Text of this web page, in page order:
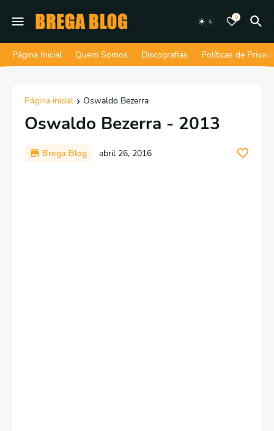
0
Página Inicial Quem Somos Discografias Políticas de
Página inicial Oswaldo Bezerra
Oswaldo Bezerra - 2013
Brega Blog abril 26, 2016